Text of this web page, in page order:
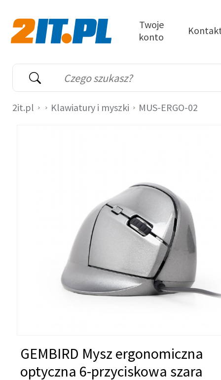
Wyszukiwarka
Słowo kluczowe
Twoje
konto
2it.pl Klawiatury i myszki MUS-ERGO-02
GEMBIRD Mysz ergonomiczna
optyczna 6-przyciskowa szara